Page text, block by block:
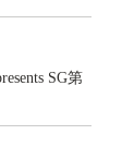
SG第